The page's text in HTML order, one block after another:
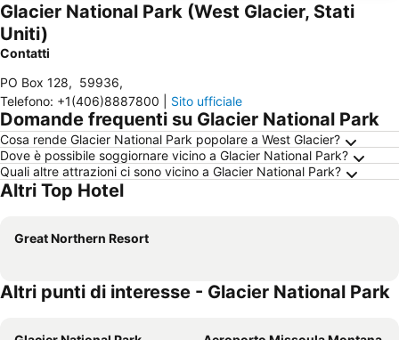
Glacier National Park (West Glacier, Stati
Uniti)
Contatti
PO Box 128, 59936,
Telefono: +1(406)8887800 Sito ufficiale
Domande frequenti su Glacier National Park
Cosa rende Glacier National Park popolare a West Glacier?
Dove è possibile soggiornare vicino a Glacier National Park?
Quali altre attrazioni ci sono vicino a Glacier National Park?
Altri Top Hotel
Great Northern Resort
Altri punti di interesse - Glacier National Park